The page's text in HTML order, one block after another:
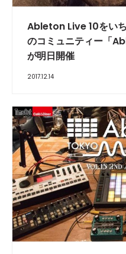
Ableton Live 10をい
のコミュニティー「
が明日開催
2017.12.14